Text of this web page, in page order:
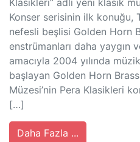
Konser serisinin ilk konuğu,
nefesli beşlisi Golden Horn
enstrümanları daha yaygın
amacıyla 2004 yılında
başlayan Golden Horn
Müzesi’nin Pera Klasikleri
[…]
Daha Fazla ...